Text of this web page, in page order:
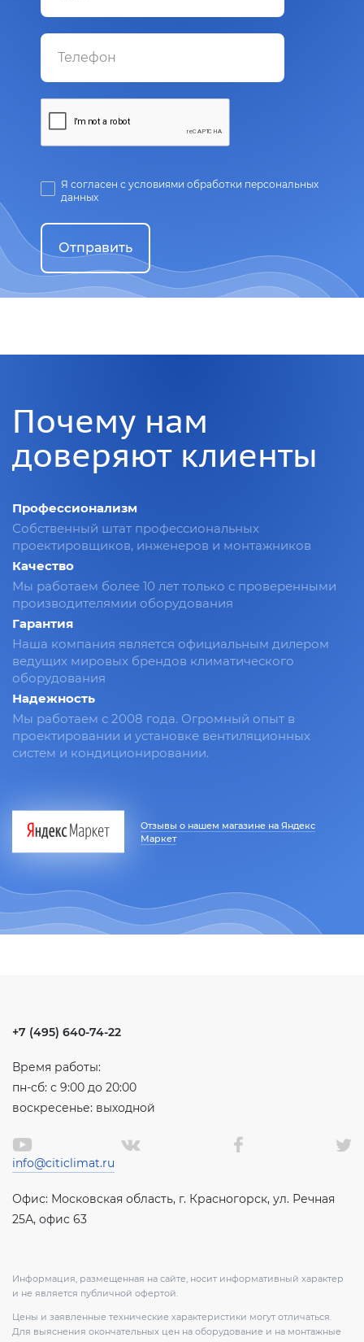
Я согласен с условиями обработки персональных
данных
Отправить
Почему нам
доверяют клиенты
Профессионализм
Собственный штат профессиональных
проектировщиков, инженеров и монтажников
Качество
Мы работаем более 10 лет только с проверенными
производителямии оборудования
Гарантия
Наша компания является официальным дилером
ведущих мировых брендов климатического
оборудования
Надежность
Мы работаем с 2008 года. Огромный опыт в
проектировании и установке вентиляционных
систем и кондиционировании.
Отзывы о нашем магазине на Яндекс
Маркет
+7 (495) 640-74-22
Время работы:
пн-сб: с 9:00 до 20:00
воскресенье: выходной
info@citiclimat.ru
Офис: Московская область, г. Красногорск, ул. Речная
25А, офис 63
Информация, размещенная на сайте, носит информативный характер
и не является публичной офертой.
Цены и заявленные технические характеристики могут отличаться.
Для выяснения окончательных цен на оборудование и на монтажные